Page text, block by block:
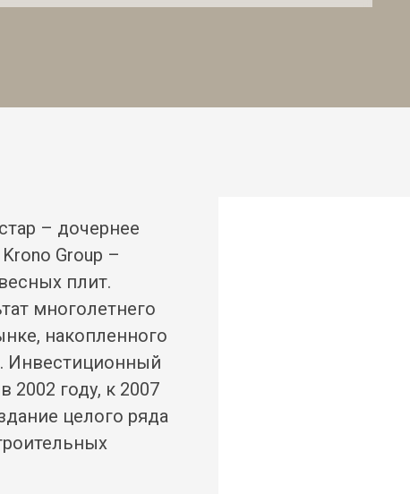
– дочернее
Group –
плит.
многолетнего
накопленного
Инвестиционный
2002 году, к 2007
целого ряда